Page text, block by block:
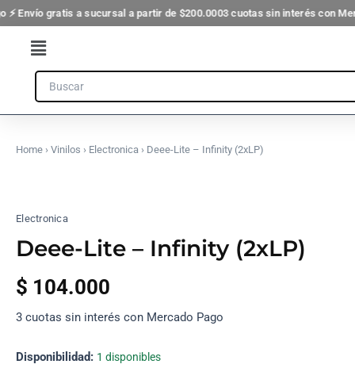
cuotas sin interés con Mercado Pago ⚡ Envío gratis a sucursal a partir de
Ir
al
contenidoFlyout
Menu
Search
Home › Vinilos › Electronica › Deee-Lite – Infinity (2xLP)
Electronica
Deee-Lite – Infinity (2xLP)
$ 104.000
3 cuotas sin interés con Mercado Pago
Disponibilidad: 1 disponibles
Infinity
(2xLP)
cantidad
cantidad